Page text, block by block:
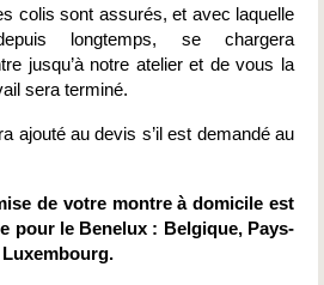
colis sont assurés, et avec laquelle
longtemps, se chargera
jusqu’à notre atelier et de vous la
sera terminé.
ajouté au devis s’il est demandé au
de votre montre à domicile est
pour le Benelux : Belgique, Pays-